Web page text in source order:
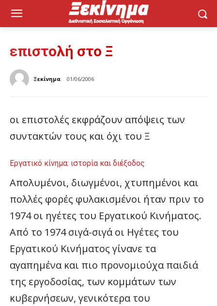
επιστολή στο Ξ
Ξεκίνημα 01/06/2006
οι επιστολές εκφράζουν απόψεις των
συντακτών τους και όχι του Ξ
Εργατικό κίνημα: ιστορία και διέξοδος
Απολυμένοι, διωγμένοι, χτυπημένοι και
πολλές φορές φυλακισμένοι ήταν πριν το
1974 οι ηγέτες του Εργατικού Κινήματος.
Από το 1974 σιγά-σιγά οι Ηγέτες του
Εργατικού Κινήματος γίνανε τα
αγαπημένα και πιο προνομιούχα παιδιά
της εργοδοσίας, των κομμάτων των
κυβερνήσεων, γενικότερα του